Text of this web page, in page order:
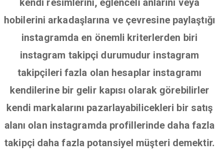
kendi resimlerini, eglenceli anlarını veya
hobilerini arkadaşlarına ve çevresine paylaştığı
instagramda en önemli kriterlerden biri
instagram takipçi durumudur instagram
takipçileri fazla olan hesaplar instagramı
kendilerine bir gelir kapısı olarak görebilirler
kendi markalarını pazarlayabilicekleri bir satış
alanı olan instagramda profillerinde daha fazla
takipçi daha fazla potansiyel müşteri demektir.